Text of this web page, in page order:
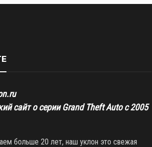
сайт о серии Grand Theft Auto с 2005
больше 20 лет, наш уклон это свежая